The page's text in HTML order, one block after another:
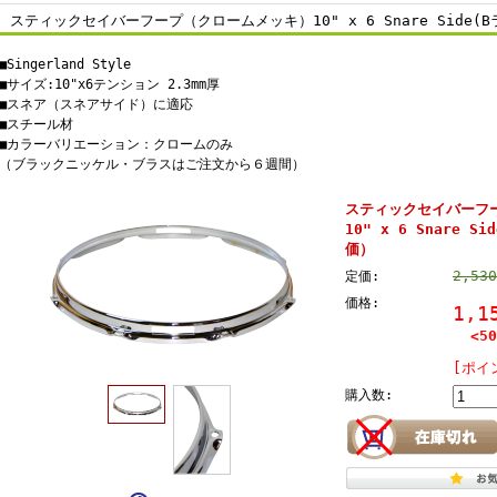
スティックセイバーフープ（クロームメッキ）10" x 6 Snare Side(B
■Singerland Style
■サイズ:10"x6テンション 2.3mm厚
■スネア（スネアサイド）に適応
■スチール材
■カラーバリエーション：クロームのみ
（ブラックニッケル・ブラスはご注文から６週間）
スティックセイバーフ
10" x 6 Snare
価）
定価:
価格:
[ポ
購入数: